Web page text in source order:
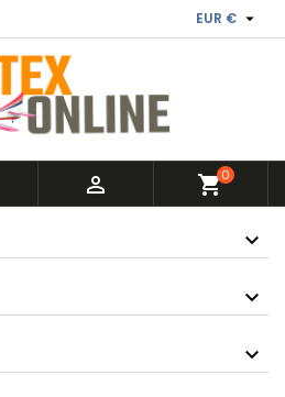
EUR € 
 shopping_cart0